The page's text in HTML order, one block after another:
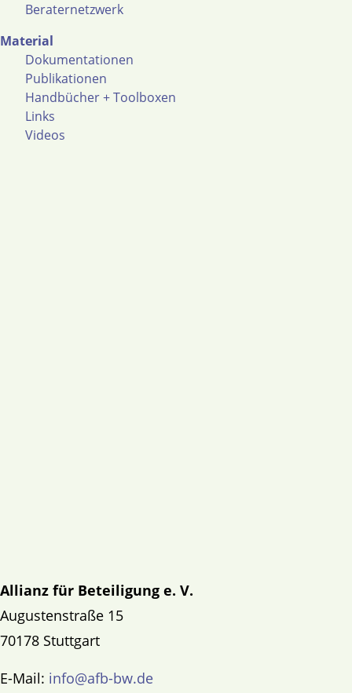
Beraternetzwerk
Material
Dokumentationen
Publikationen
Handbücher + Toolboxen
Links
Videos
Allianz für Beteiligung e. V.
Augustenstraße 15
70178 Stuttgart
E-Mail: info@afb-bw.de